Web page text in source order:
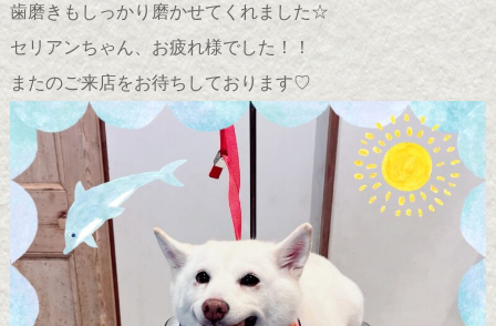
歯磨きもしっかり磨かせてくれました☆
セリアンちゃん、お疲れ様でした！！
またのご来店をお待ちしております♡